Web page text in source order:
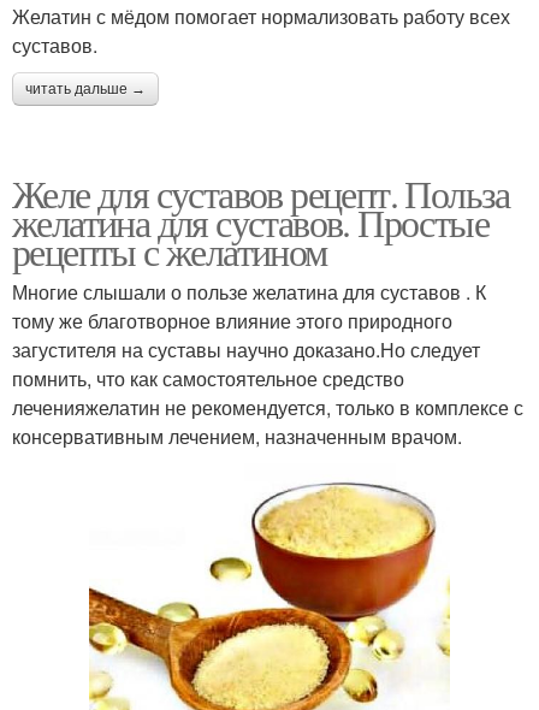
Желатин с мёдом помогает нормализовать работу всех
суставов.
читать дальше →
Желе для суставов рецепт. Польза
желатина для суставов. Простые
рецепты с желатином
Многие слышали о пользе желатина для суставов . К
тому же благотворное влияние этого природного
загустителя на суставы научно доказано.Но следует
помнить, что как самостоятельное средство
леченияжелатин не рекомендуется, только в комплексе с
консервативным лечением, назначенным врачом.